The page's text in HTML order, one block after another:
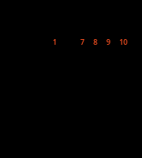
1 7 8 9 10